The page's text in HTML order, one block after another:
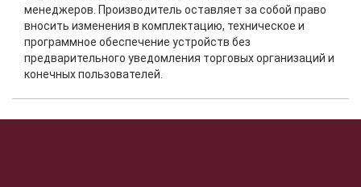
менеджеров. Производитель оставляет за собой право
вносить изменения в комплектацию, техническое и
программное обеспечение устройств без
предварительного уведомления торговых организаций и
конечных пользователей.